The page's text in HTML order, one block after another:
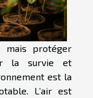
mais protéger
la survie et
est la
L’air est